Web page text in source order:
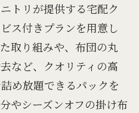
トリが提供する宅配ク
ス付きプランを用意し
取り組みや、布団の丸
など、クオリティの高
め放題できるパックを
やシーズンオフの掛け布